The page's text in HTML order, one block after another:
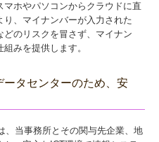
ホやパソコンからクラウドに直
、マイナンバーが入力された
のリスクを冒さず、マイナン
みを提供します。
ータセンターのため、安
、当事務所とその関与先企業、地